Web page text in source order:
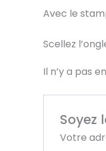
Avec le
Scellez
Il n’y a pas
Soyez
Votre